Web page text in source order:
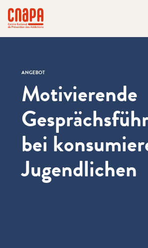
cnapa
ANGEBOT
Motivierende
bei
Jugendlichen